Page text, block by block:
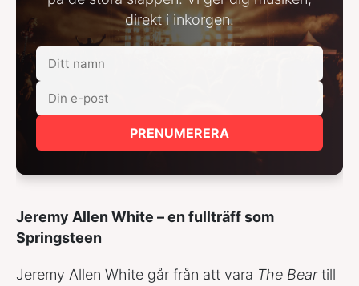
direkt i inkorgen.
PRENUMERERA
Jeremy Allen White – en fullträff som
Springsteen
Jeremy Allen White går från att vara The Beartill